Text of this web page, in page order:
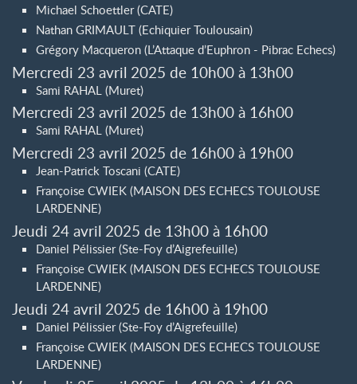
Michael Schoettler (CATE)
Nathan GRIMAULT (Echiquier Toulousain)
Grégory Macqueron (L’Attaque d’Euphron - Pibrac Echecs)
Mercredi 23 avril 2025 de 10h00 à 13h00
Sami RAHAL (Muret)
Mercredi 23 avril 2025 de 13h00 à 16h00
Sami RAHAL (Muret)
Mercredi 23 avril 2025 de 16h00 à 19h00
Jean-Patrick Toscani (CATE)
Françoise CWIEK (MAISON DES ECHECS TOULOUSE
LARDENNE)
Jeudi 24 avril 2025 de 13h00 à 16h00
Daniel Pélissier (Ste-Foy d’Aigrefeuille)
Françoise CWIEK (MAISON DES ECHECS TOULOUSE
LARDENNE)
Jeudi 24 avril 2025 de 16h00 à 19h00
Daniel Pélissier (Ste-Foy d’Aigrefeuille)
Françoise CWIEK (MAISON DES ECHECS TOULOUSE
LARDENNE)